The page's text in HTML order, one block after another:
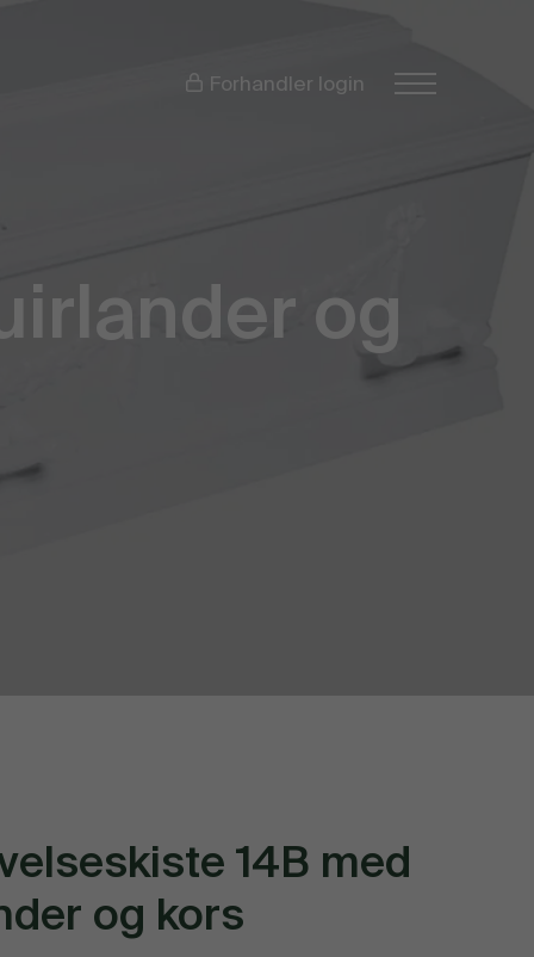
Forhandler login
og
14B med
og kors